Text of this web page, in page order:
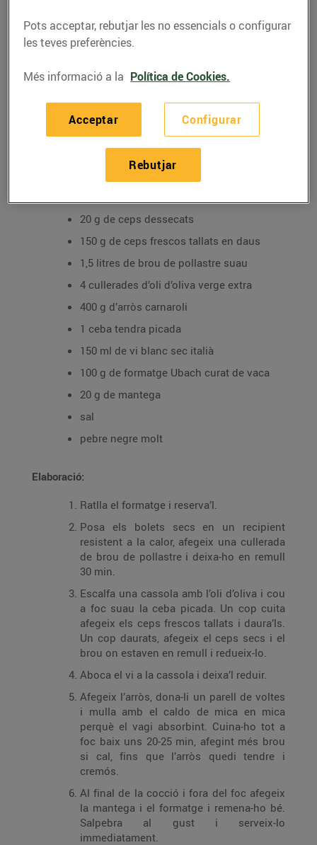
RECEPTES
Rissoto de ceps amb
formatge de vaca
10/d’octubre/2022
20 g de ceps dessecats
150 g de ceps frescos tallats en daus
1,5 litres de brou de pollastre suau
4 cullerades d’oli d’oliva verge extra
400 g d’arròs carnaroli
1 ceba tendra picada
150 ml de vi blanc sec italià
100 g de formatge Ubach curat de vaca
20 g de mantega
sal
pebre negre molt
Elaboració:
Ratlla el formatge i reserva’l.
Posa els bolets secs en un recipient
resistent a la calor, afegeix una cullerada
de brou de pollastre i deixa-ho en remull
30 min.
Escalfa una cassola amb l’oli d’oliva i cou
a foc suau la ceba picada. Un cop cuita
afegeix els ceps frescos tallats i daura’ls.
Un cop daurats, afegeix el ceps secs i el
brou on estaven en remull i redueix-lo.
Aboca el vi a la cassola i deixa’l reduir.
Afegeix l’arròs, dona-li un parell de voltes
i mulla amb el caldo de mica en mica
perquè el vagi absorbint. Cuina-ho tot a
foc baix uns 20-25 min, afegint més brou
si cal, fins que l’arròs quedi tendre i
cremós.
Al final de la cocció i fora del foc afegeix
la mantega i el formatge i remena-ho bé.
Salpebra al gust i serveix-lo
immediatament.
Pots acceptar, rebutjar les no essencials o configurar
les teves preferències.
Més informació a la Política de Cookies.
Configurar
Rebutjar
Acceptar